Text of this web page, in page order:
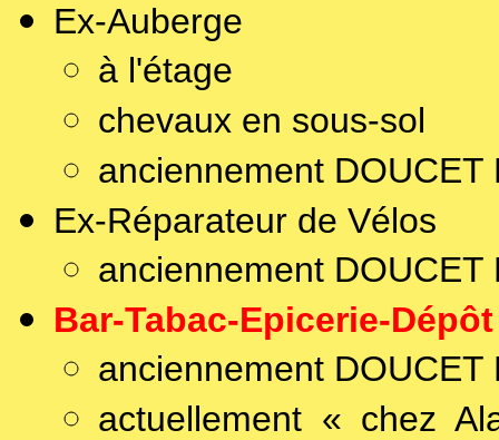
Ex-Auberge
à l'étage
chevaux en sous-sol
anciennement DOUCET
Ex-Réparateur de Vélos
anciennement DOUCET
Bar-Tabac-Epicerie-
anciennement DOUCET
actuellement « chez